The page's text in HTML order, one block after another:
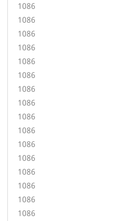
1086
1086
1086
1086
1086
1086
1086
1086
1086
1086
1086
1086
1086
1086
1086
1086